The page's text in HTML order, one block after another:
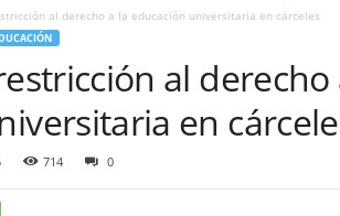
al derecho a la educación universitaria en cárceles
al derecho
en
714 0